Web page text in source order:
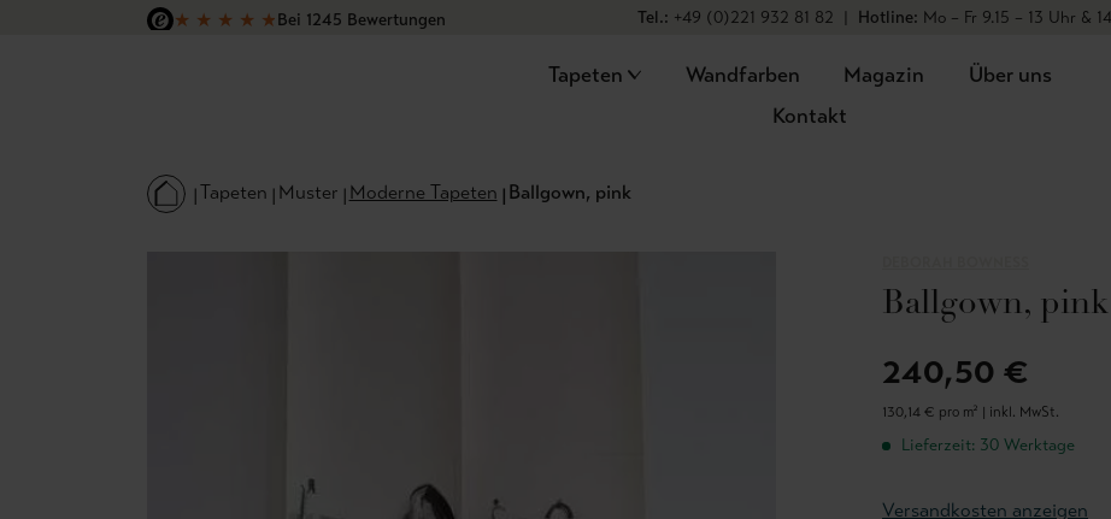
Hauptinhalt springen
Zur Suche springen
Zur Hauptnavigation springen
★ ★ ★ ★ ★Bei 1245 Bewertungen
Tel.: +49 (0)221 932 81 82 | Hotline: Mo – Fr 9.15 – 13 Uhr &
Tapeten Wandfarben Magazin
Über uns
Kontakt
Tapeten Muster Moderne Tapeten Ballgown, pink
Ballgown, pink
240,50 €
130,14 € pro m² | inkl. MwSt.
Lieferzeit: 30 Werktage
Versandkosten anzeigen